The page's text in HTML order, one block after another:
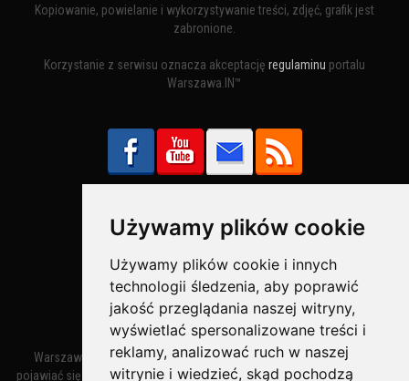
Używamy plików cookie
Używamy plików cookie i innych
technologii śledzenia, aby poprawić
jakość przeglądania naszej witryny,
wyświetlać spersonalizowane treści i
reklamy, analizować ruch w naszej
witrynie i wiedzieć, skąd pochodzą
Kopiowanie, powielanie i wykorzystywanie treści, zdjęć, grafik jest
zabronione.
Korzystanie z serwisu oznacza akceptację regulaminu portalu
Warszawa.IN™
Bezpieczne Płatności obsługuje:
Warszawa – miasto stołeczne Warszawa. Nazwa miasta zaczęła
pojawiać się w dokumentach w XIV wieku jako Warszewa, a od XV wieku